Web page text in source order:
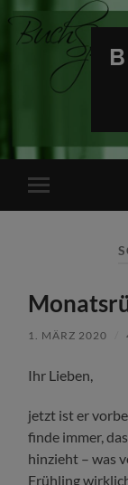
Mobile-
Menü
1. MÄRZ 2020
Ihr Lieben,
jetzt ist er
finde immer,
hinzieht – was
Frühling